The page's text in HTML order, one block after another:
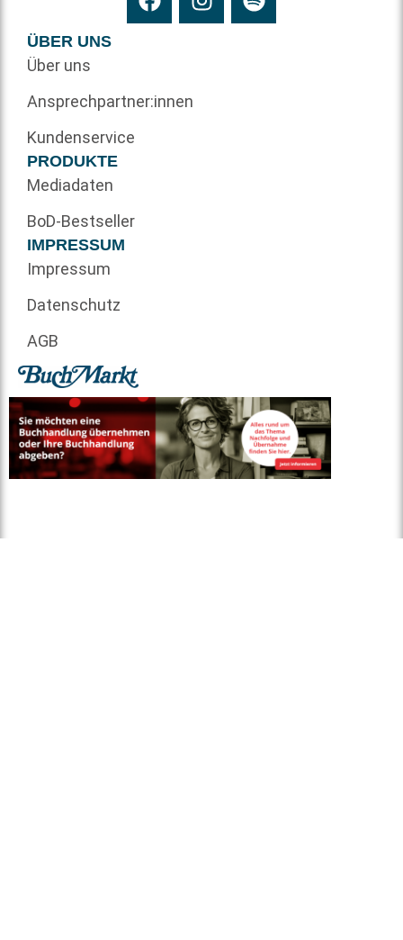
ÜBER UNS
Über uns
Ansprechpartner:innen
Kundenservice
PRODUKTE
Mediadaten
BoD-Bestseller
IMPRESSUM
Impressum
Datenschutz
AGB